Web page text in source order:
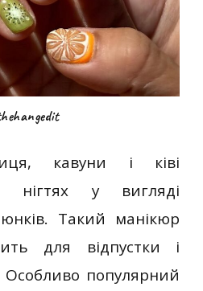
кавуни і ківі
нігтях у вигляді
Такий манікюр
для відпустки і
Особливо популярний